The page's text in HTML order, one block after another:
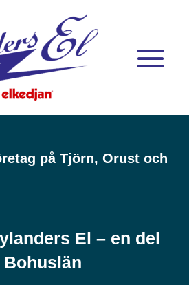
på Tjörn, Orust och
El – en del